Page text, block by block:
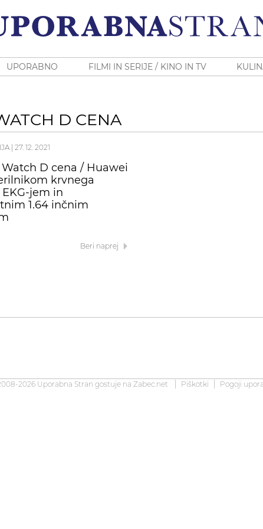
UPORABNO FILMI IN SERIJE / KINO IN TV
D CENA
27. 12. 2021
D cena / Huawei
krvnega
jem in
1.64 inčnim
Beri naprej
2026 Uporabna Stran gostuje na Zabec.net Piškotki Pogoji